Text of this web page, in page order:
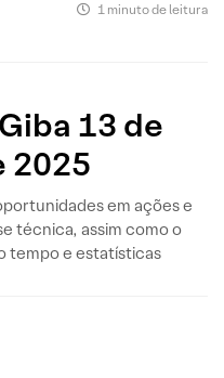
1 minuto de leitura
13 de
2025
em ações e
técnica, assim como o
tempo e estatísticas